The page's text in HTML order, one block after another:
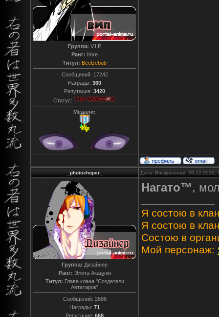
Группа: V.I.P
Ранг: Каге
Титул: Beelzebub
Сообщений: 17242
Награды: 360
Репутация: 3420
Статус:
Медали:
_photoshoper_ Дата: Воскресенье,
Группа: Дизайнер
Ранг: Элита Акацуки
Титул: Глава клана "Создатели
Автатарок"
Сообщений: 2686
Награды: 71
Репутация: 668
Нагато™,
Я состою в
Я состою в
Состою в
Мой персонаж: